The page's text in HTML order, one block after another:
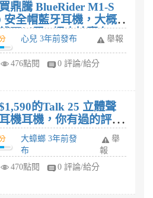
鼎騰 BlueRider M1-S
安全帽藍牙耳機，大概
可以買? 蝦皮拍賣有
心兒 3年前發布 舉報
476點閱
0 評論/給分
的Talk 25 立體聲
機耳機，你有過的評價
大蟑螂 3年前發
布
舉
報
470點閱
0 評論/給分